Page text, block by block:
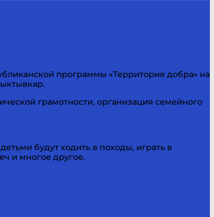
программы «Территория добра» на
грамотности, организация семейного
будут ходить в походы, играть в
и многое другое.